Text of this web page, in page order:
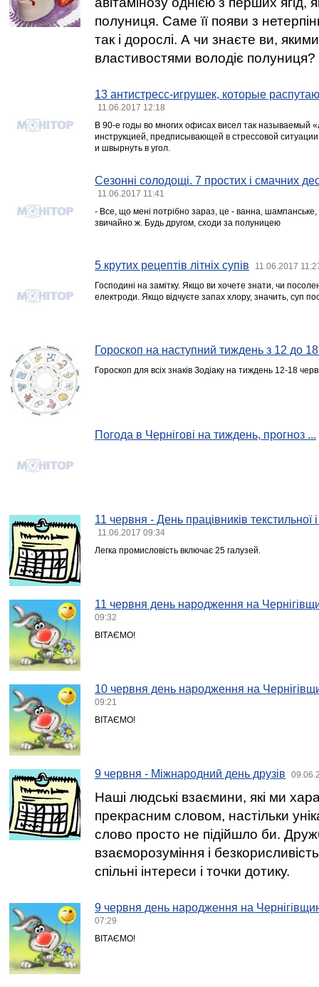
полуниця. Саме її появи з
так і дорослі. А чи знаєте ви,
властивостями володіє полуниця?
13 антистресс-игрушек, которые
11.06.2017 12:18
В 90-е годы во многих офисах висел так называемый
инструкцией, предписывающей в стрессовой ситуации
и швырнуть в угол.
Сезонні солодощі. 7 простих і смачних
11.06.2017 11:41
- Все, що мені потрібно зараз, це - ванна, шампанське,
звичайно ж. Будь другом, сходи за полуницею
5 крутих рецептів літніх супів 11.06.2017
Господині на замітку. Якщо ви хочете знати, чи
електроди. Якщо відчуєте запах хлору, значить, суп
Гороскоп на наступний тиждень з 12 до
Гороскоп для всіх знаків Зодіаку на тиждень 12-18
Погода в Чернігові на тиждень, прогноз ...
11 червня - День працівників текстильної
11.06.2017 09:34
Легка промисловість включає 25 галузей.
11 червня день народження на
09:32
ВІТАЄМО!
10 червня день народження на
09:21
ВІТАЄМО!
9 червня - Міжнародний день друзів
Наші людські взаємини, які ми
прекрасним словом, настільки
слово просто не підійшло би.
взаєморозуміння і
спільні інтереси і точки дотику.
9 червня день народження на
07:29
ВІТАЄМО!